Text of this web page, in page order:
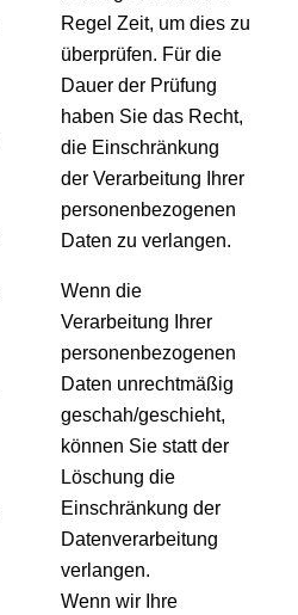
Regel Zeit, um dies zu
überprüfen. Für die
Dauer der Prüfung
haben Sie das Recht,
die Einschränkung
der Verarbeitung Ihrer
personenbezogenen
Daten zu verlangen.
Wenn die
Verarbeitung Ihrer
personenbezogenen
Daten unrechtmäßig
geschah/geschieht,
können Sie statt der
Löschung die
Einschränkung der
Datenverarbeitung
verlangen.
Wenn wir Ihre